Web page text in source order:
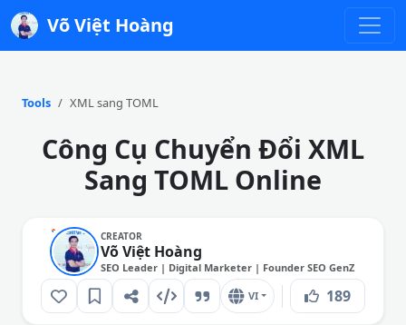
Võ Việt Hoàng
Tools XML sang TOML
Công Cụ Chuyển Đổi XML
Sang TOML Online
CREATOR
Võ Việt Hoàng
SEO Leader | Digital Marketer | Founder SEO GenZ
VI 189